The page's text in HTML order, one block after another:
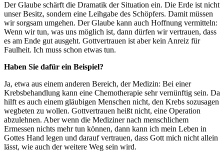
Der Glaube schärft die Dramatik der Situation ein. Die Erde ist nicht
unser Besitz, sondern eine Leihgabe des Schöpfers. Damit müssen
wir sorgsam umgehen. Der Glaube kann auch Hoffnung vermitteln:
Wenn wir tun, was uns möglich ist, dann dürfen wir vertrauen, dass
es am Ende gut ausgeht. Gottvertrauen ist aber kein Anreiz für
Faulheit. Ich muss schon etwas tun.
Haben Sie dafür ein Beispiel?
Ja, etwa aus einem anderen Bereich, der Medizin: Bei einer
Krebsbehandlung kann eine Chemotherapie sehr vernünftig sein. Da
hilft es auch einem gläubigen Menschen nicht, den Krebs sozusagen
wegbeten zu wollen. Gottvertrauen heißt nicht, eine Operation
abzulehnen. Aber wenn die Mediziner nach menschlichem
Ermessen nichts mehr tun können, dann kann ich mein Leben in
Gottes Hand legen und darauf vertrauen, dass Gott mich nicht allein
lässt, wie auch der weitere Weg sein wird.